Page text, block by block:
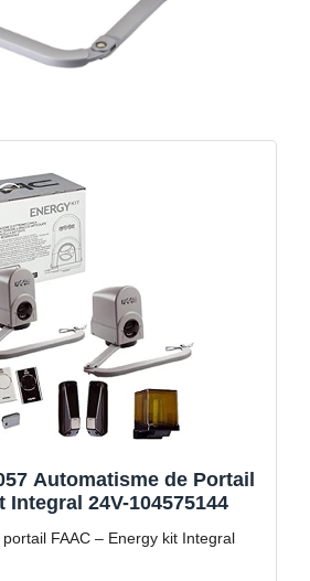
Automatisme de Portail
Integral 24V-104575144
FAAC – Energy kit Integral